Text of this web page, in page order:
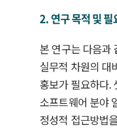
2. 연구 목적 및 필
본 연구는 다음과
실무적 차원의 대
홍보가 필요하다.
소프트웨어 분야
정성적 접근방법